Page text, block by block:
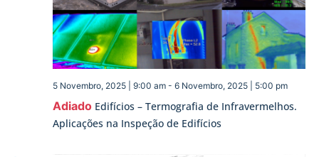
Adiado Edifícios – Termografia de Infravermelhos.
Aplicações na Inspeção de Edifícios
5 Novembro, 2025 | 9:00 am- 6 Novembro, 2025 | 5:00 pm